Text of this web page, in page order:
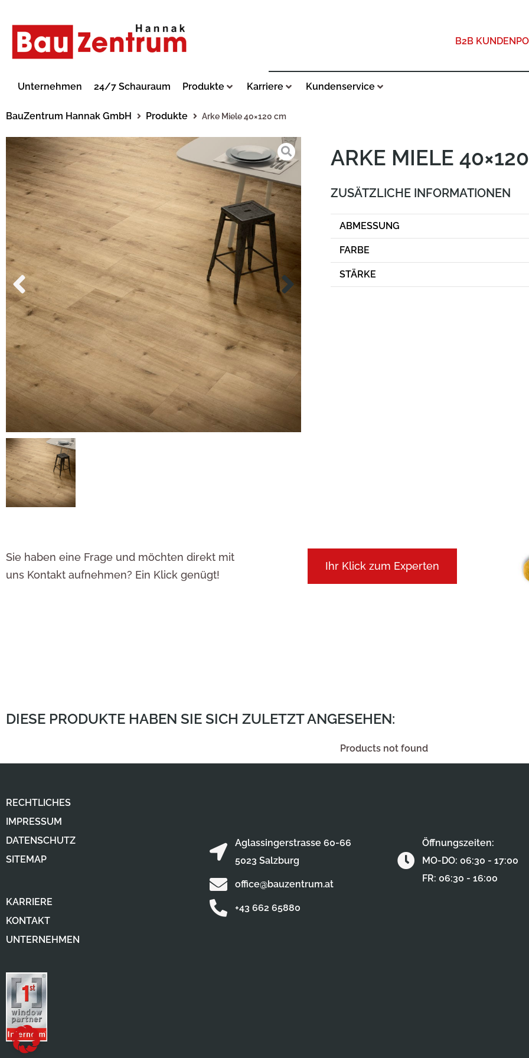
B2B
Unternehmen 24/7 Schauraum Produkte Karriere Kundenservice
BauZentrum Hannak GmbH Produkte Arke Miele 40×120 cm
ARKE MIELE
ZUSÄTZLICHE INFORMATIONEN
ABMESSUNG
FARBE
STÄRKE
Sie haben eine Frage und möchten direkt mit
uns Kontakt aufnehmen? Ein Klick genügt!
Ihr Klick zum Experten
DIESE PRODUKTE HABEN SIE SICH ZULETZT ANGESEHEN:
Products not found
RECHTLICHES
IMPRESSUM
DATENSCHUTZ
SITEMAP
KARRIERE
KONTAKT
UNTERNEHMEN
Aglassingerstrasse 60-66
5023 Salzburg
office@bauzentrum.at
+43 662 65880
Öffnungszeiten:
MO-DO: 06:30 - 17:00
FR: 06:30 - 16:00